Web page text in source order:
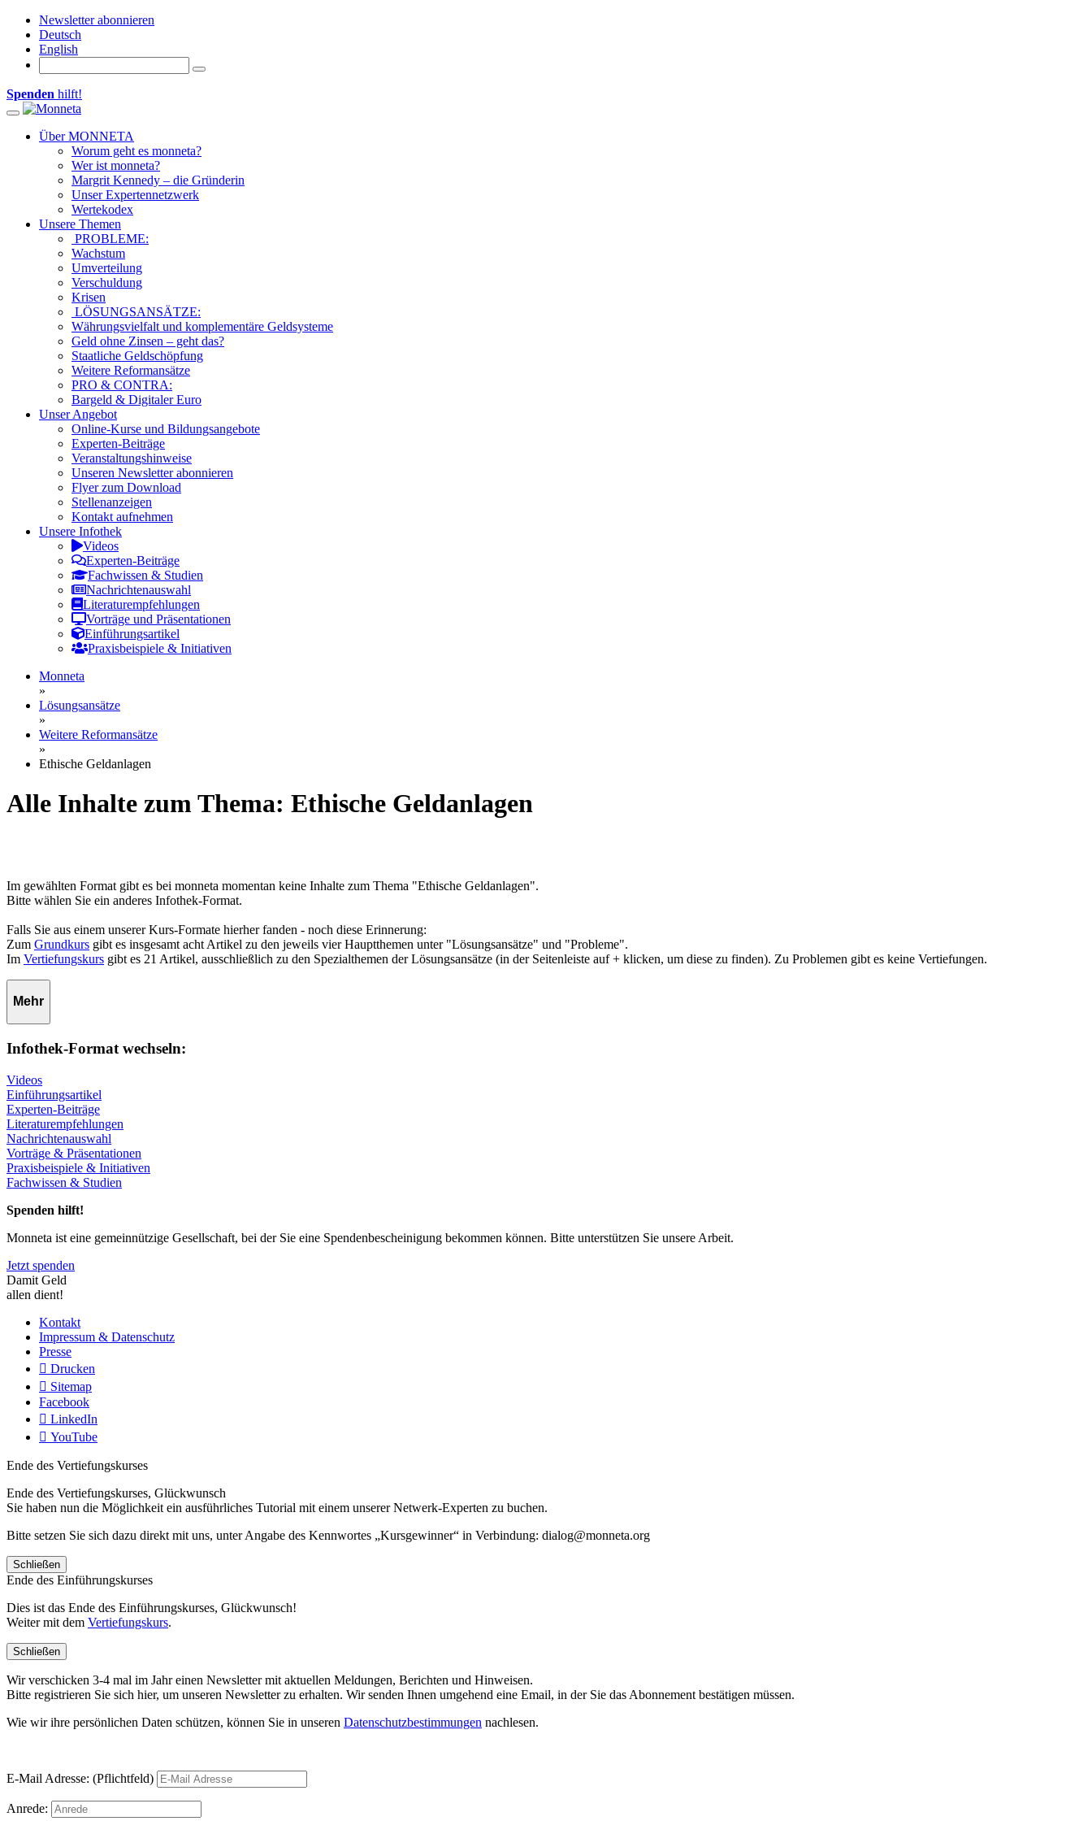
Newsletter abonnieren
Deutsch
English
Spenden hilft!
Toggle
navigationÜber MONNETA
Worum geht es monneta?
Wer ist monneta?
Margrit Kennedy – die Gründerin
Unser Expertennetzwerk
Wertekodex
Unsere Themen
PROBLEME:
Wachstum
Umverteilung
Verschuldung
Krisen
LÖSUNGSANSÄTZE:
Währungsvielfalt und komplementäre Geldsysteme
Geld ohne Zinsen – geht das?
Staatliche Geldschöpfung
Weitere Reformansätze
PRO & CONTRA:
Bargeld & Digitaler Euro
Unser Angebot
Online-Kurse und Bildungsangebote
Experten-Beiträge
Veranstaltungshinweise
Unseren Newsletter abonnieren
Flyer zum Download
Stellenanzeigen
Kontakt aufnehmen
Unsere Infothek
Videos
Experten-Beiträge
Fachwissen & Studien
Nachrichtenauswahl
Literaturempfehlungen
Vorträge und Präsentationen
Einführungsartikel
Praxisbeispiele & Initiativen
Monneta
»
Lösungsansätze
»
Weitere Reformansätze
»
Ethische Geldanlagen
Alle Inhalte zum Thema: Ethische Geldanlagen
Im gewählten Format gibt es bei monneta momentan keine Inhalte zum Thema "Ethische Geldanlagen".
Bitte wählen Sie ein anderes Infothek-Format.
Falls Sie aus einem unserer Kurs-Formate hierher fanden - noch diese Erinnerung:
Zum Grundkurs gibt es insgesamt acht Artikel zu den jeweils vier Hauptthemen unter "Lösungsansätze" und "Probleme".
Im Vertiefungskurs gibt es 21 Artikel, ausschließlich zu den Spezialthemen der Lösungsansätze (in der Seitenleiste auf + klicken, um diese zu finden). Zu Problemen gibt es keine Vertiefungen.
Mehr
Infothek-Format wechseln:
Videos
Einführungsartikel
Experten-Beiträge
Literaturempfehlungen
Nachrichtenauswahl
Vorträge & Präsentationen
Praxisbeispiele & Initiativen
Fachwissen & Studien
Spenden hilft!
Monneta ist eine gemeinnützige Gesellschaft, bei der Sie eine Spendenbescheinigung bekommen können. Bitte unterstützen Sie unsere Arbeit.
Jetzt spenden
Damit Geld
allen dient!
Kontakt
Impressum & Datenschutz
Presse
Drucken
Sitemap
Facebook
LinkedIn
YouTube
Ende des Vertiefungskurses
Ende des Vertiefungskurses, Glückwunsch
Sie haben nun die Möglichkeit ein ausführliches Tutorial mit einem unserer Netwerk-Experten zu buchen.
Bitte setzen Sie sich dazu direkt mit uns, unter Angabe des Kennwortes „Kursgewinner“ in Verbindung: dialog@monneta.org
Schließen
Ende des Einführungskurses
Dies ist das Ende des Einführungskurses, Glückwunsch!
Weiter mit dem Vertiefungskurs.
Schließen
Wir verschicken 3-4 mal im Jahr einen Newsletter mit aktuellen Meldungen, Berichten und Hinweisen.
Bitte registrieren Sie sich hier, um unseren Newsletter zu erhalten. Wir senden Ihnen umgehend eine Email, in der Sie das Abonnement bestätigen müssen.
Wie wir ihre persönlichen Daten schützen, können Sie in unseren Datenschutzbestimmungen nachlesen.
E-Mail Adresse: (Pflichtfeld)
Anrede: